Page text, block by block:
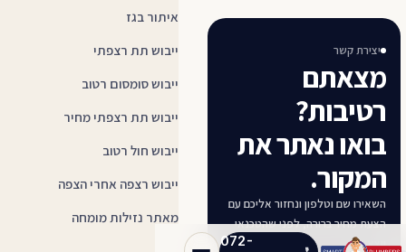
072-
יצירת קשר
מצאתם
רטיבות?
בואו נאתר את
המקור.
השאירו שם וטלפון ונחזור אליכם עם
הצעת מחיר ברורה, לפני שהטכנאי
יוצא.
איתור בגז
ייבוש תת רצפתי
ייבוש סומסום רטוב
ייבוש תת רצפתי מחיר
ייבוש חול רטוב
ייבוש רצפה אחרי הצפה
מאתר נזילות מומחה